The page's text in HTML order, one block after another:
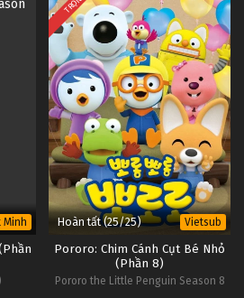
Minh Hoàn tất (25/25) Vietsub
Pororo: Chim Cánh Cụt Bé Nhỏ
(Phần 8)
Pororo the Little Penguin Season 8